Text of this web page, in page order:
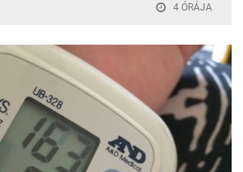
4 ÓRÁJA